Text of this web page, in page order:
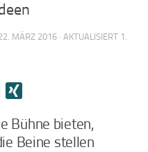
MÄRZ 2016 · AKTUALISIERT 1.
LinkedIn
Bühne bieten,
Beine stellen